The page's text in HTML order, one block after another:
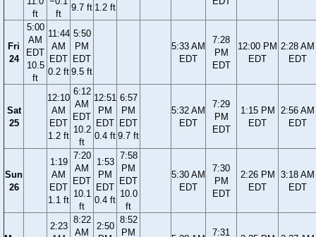
ft
ft
9.7 ft 1.2 ft
Fri
24
5:00
AM
EDT
10.5
ft
11:44
AM
EDT
0.2 ft
5:50
PM
EDT
9.5 ft
5:33 AM
EDT
7:28
PM
EDT
12:00 PM
EDT
2:28 AM
EDT
Sat
25
12:10
AM
EDT
1.2 ft
6:12
AM
EDT
10.2
ft
12:51
PM
EDT
0.4 ft
6:57
PM
EDT
9.7 ft
5:32 AM
EDT
7:29
PM
EDT
1:15 PM
EDT
2:56 AM
EDT
Sun
26
1:19
AM
EDT
1.1 ft
7:20
AM
EDT
10.1
ft
1:53
PM
EDT
0.4 ft
7:58
PM
EDT
10.0
ft
5:30 AM
EDT
7:30
PM
EDT
2:26 PM
EDT
3:18 AM
EDT
2:23
8:22
AM
2:50
8:52
PM
7:31